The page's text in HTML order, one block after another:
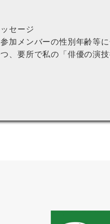
セージ
加メンバーの性別年齢等
、要所で私の「俳優の演